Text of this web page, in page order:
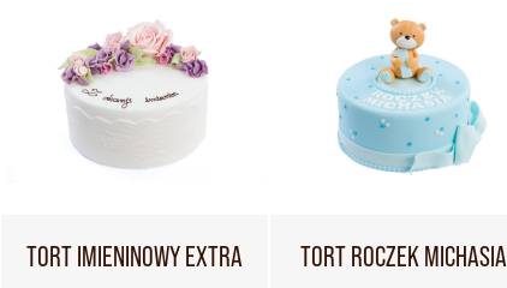
TORT IMIENINOWY EXTRA TORT ROCZEK MICHASIA